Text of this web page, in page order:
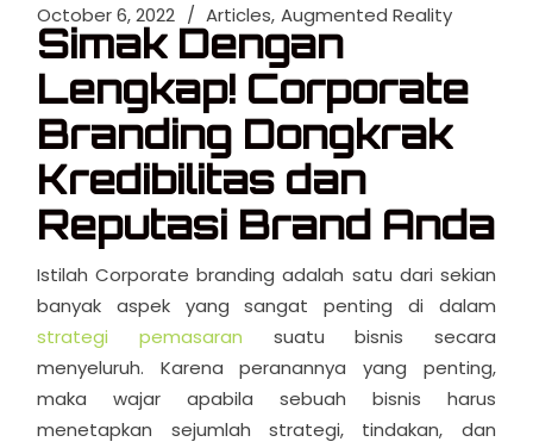
October 6, 2022 Articles Augmented Reality
Simak Dengan
Lengkap! Corporate
Branding Dongkrak
Kredibilitas dan
Reputasi Brand Anda
Istilah Corporate branding adalah satu dari sekian
banyak aspek yang sangat penting di dalam
strategi pemasaran suatu bisnis secara
menyeluruh. Karena peranannya yang penting,
maka wajar apabila sebuah bisnis harus
menetapkan sejumlah strategi, tindakan, dan